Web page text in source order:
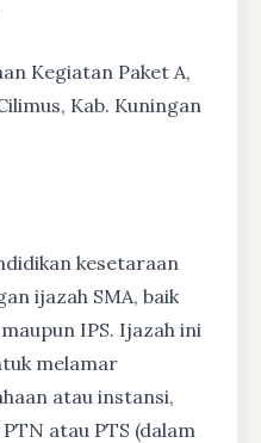
Kegiatan Paket A,
Kab. Kuningan
kesetaraan
ijazah SMA, baik
IPS. Ijazah ini
melamar
atau instansi,
atau PTS (dalam